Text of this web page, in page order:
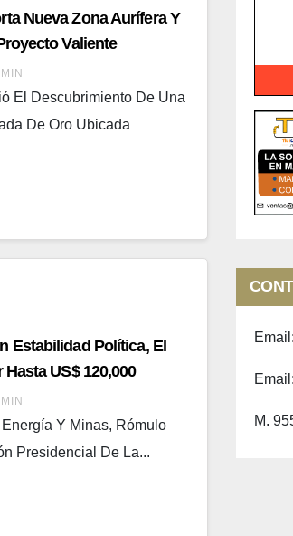
Nueva Zona Aurífera Y
Valiente
El Descubrimiento De Una
De Oro Ubicada
Estabilidad Política, El
US$ 120,000
Y Minas, Rómulo
Presidencial De La...
M.